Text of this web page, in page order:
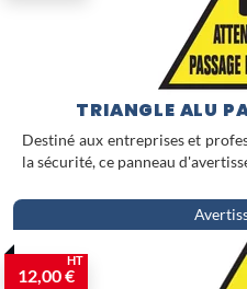
TRIANGLE ALU
Destiné aux entreprises et
la sécurité, ce panneau
12,00 €
HT